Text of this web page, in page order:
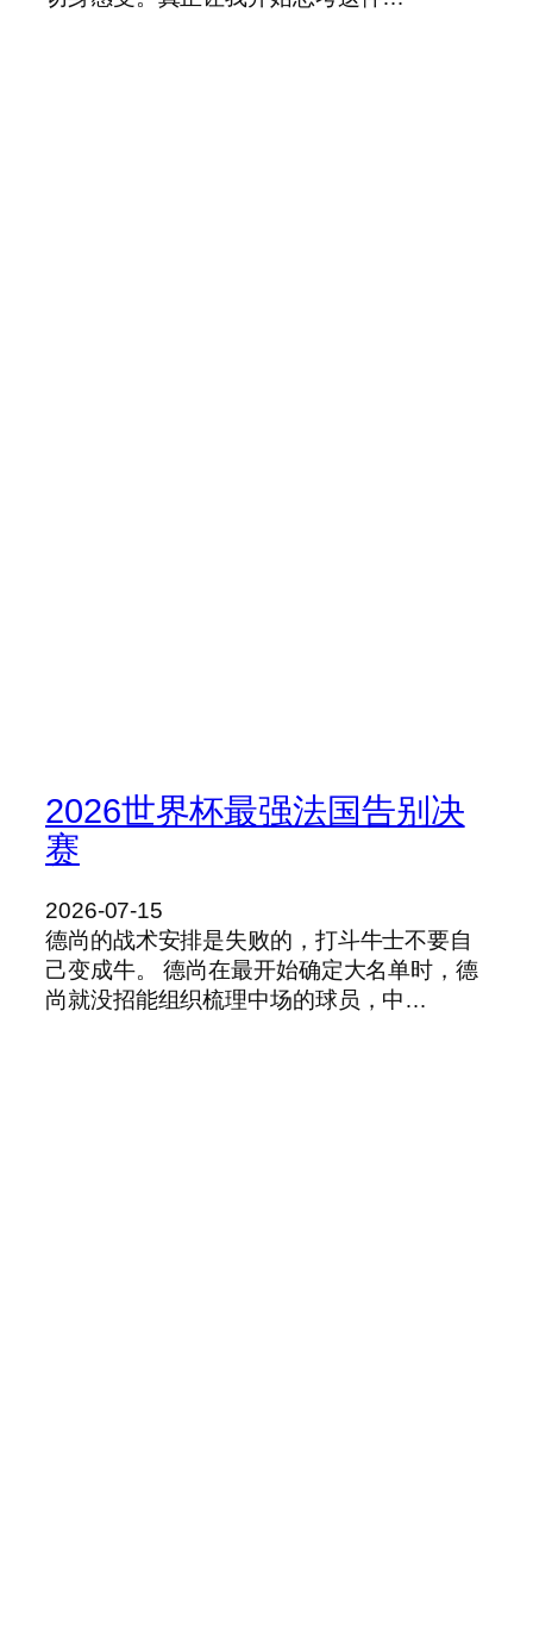
2026世界杯最强法国告别决
赛
2026-07-15
德尚的战术安排是失败的，打斗牛士不要自
己变成牛。 德尚在最开始确定大名单时，德
尚就没招能组织梳理中场的球员，中…